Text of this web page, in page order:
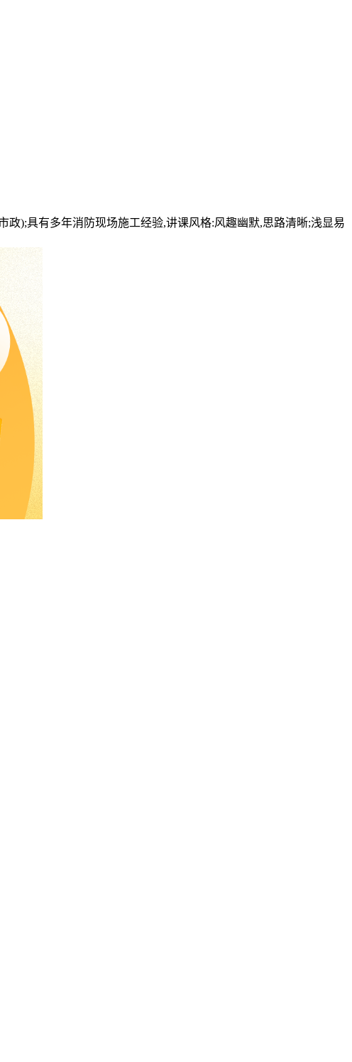
);具有多年消防现场施工经验,讲课风格:风趣幽默,思路清晰;浅显易